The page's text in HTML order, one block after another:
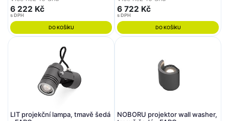
6 222 Kč
s DPH
DO KOŠÍKU
6 722 Kč
s DPH
DO KOŠÍKU
LIT projekční lampa, tmavě šedá
NOBORU projektor wall washer,